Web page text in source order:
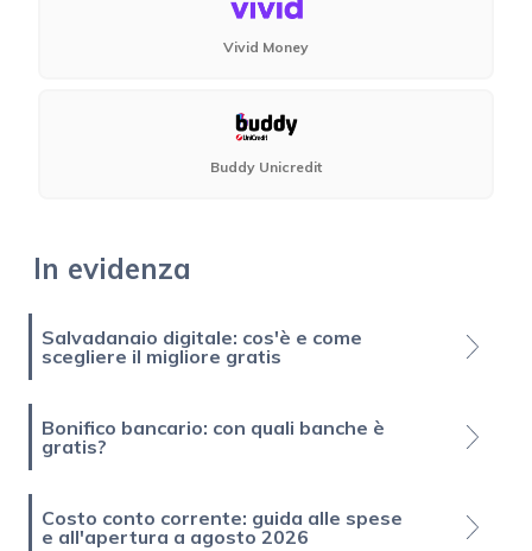
Vivid Money
Buddy Unicredit
In evidenza
Salvadanaio digitale: cos'è e come
scegliere il migliore gratis
Bonifico bancario: con quali banche è
gratis?
Costo conto corrente: guida alle spese
e all'apertura a agosto 2026